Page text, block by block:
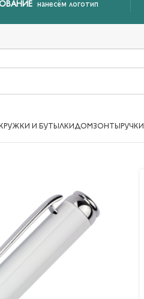
нанесём логотип
И БУТЫЛКИДОМ ЗОНТЫ РУЧКИ